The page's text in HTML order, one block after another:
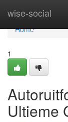
wise-social
Home
Home
1
Ultieme